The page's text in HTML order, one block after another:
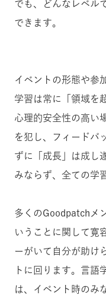
でも、どんなレベル
できます。
イベントの形態や参
学習は常に「領域を
心理的安全性の高い
を犯し、フィードバ
ずに「成長」は成し
みならず、全ての学
多くのGoodpatchメ
いうことに関して寛
ーがいて自分が助け
トに回ります。言語
は、イベント時のみ